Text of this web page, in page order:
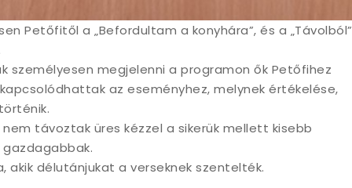
Petőfitől a „Befordultam a konyhára”, és a „Távolból”
személyesen megjelenni a programon ők Petőfihez
az eseményhez, melynek értékelése,
távoztak üres kézzel a sikerük mellett kisebb
akik délutánjukat a verseknek szentelték.